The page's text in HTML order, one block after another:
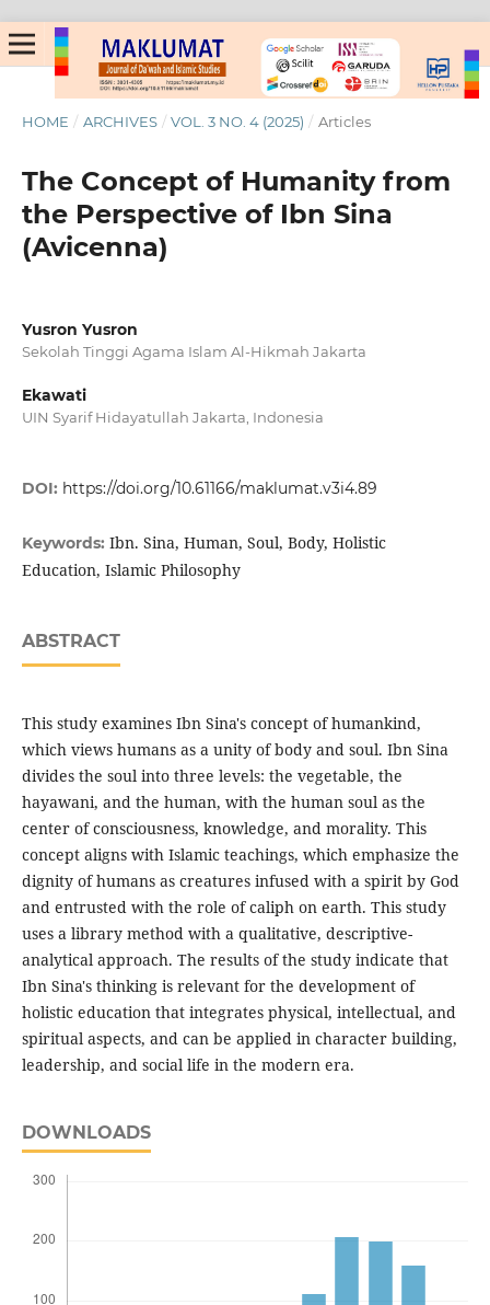
HOME / ARCHIVES / VOL. 3 NO. 4 (2025) / Articles
The Concept of Humanity from
the Perspective of Ibn Sina
(Avicenna)
Yusron Yusron
Sekolah Tinggi Agama Islam Al-Hikmah Jakarta
Ekawati
UIN Syarif Hidayatullah Jakarta, Indonesia
DOI: https://doi.org/10.61166/maklumat.v3i4.89
Keywords: Ibn. Sina, Human, Soul, Body, Holistic
Education, Islamic Philosophy
ABSTRACT
This study examines Ibn Sina's concept of humankind,
which views humans as a unity of body and soul. Ibn Sina
divides the soul into three levels: the vegetable, the
hayawani, and the human, with the human soul as the
center of consciousness, knowledge, and morality. This
concept aligns with Islamic teachings, which emphasize the
dignity of humans as creatures infused with a spirit by God
and entrusted with the role of caliph on earth. This study
uses a library method with a qualitative, descriptive-
analytical approach. The results of the study indicate that
Ibn Sina's thinking is relevant for the development of
holistic education that integrates physical, intellectual, and
spiritual aspects, and can be applied in character building,
leadership, and social life in the modern era.
DOWNLOADS